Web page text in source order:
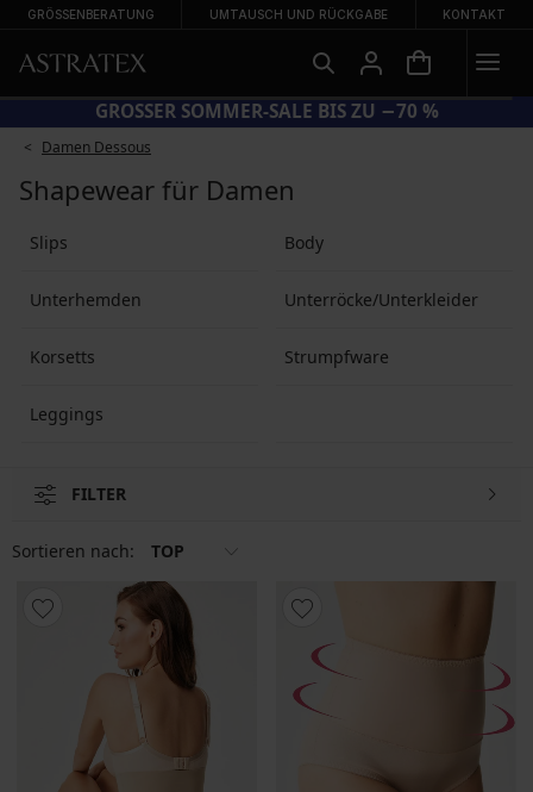
GRÖSSENBERATUNG UMTAUSCH UND RÜCKGABE KONTAKT
CODE BRA20 = BHs −20 %
Damen Dessous
Shapewear für Damen
Slips Body
Unterhemden Unterröcke/Unterkleider
Korsetts Strumpfware
Leggings
FILTER
Sortieren nach: TOP